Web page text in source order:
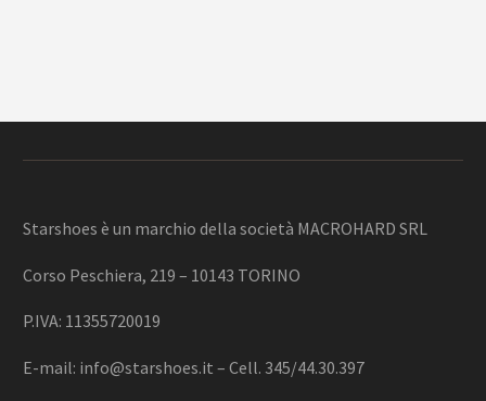
Starshoes è un marchio della società MACROHARD SRL
Corso Peschiera, 219 – 10143 TORINO
P.IVA: 11355720019
E-mail: info@starshoes.it – Cell. 345/44.30.397